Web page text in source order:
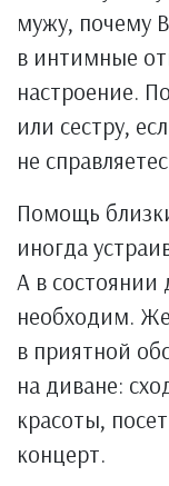
мужу, почему
в интимные
настроение.
или сестру,
не
Помощь
иногда
А в состоянии
необходим.
в приятной
на диване:
красоты,
концерт.